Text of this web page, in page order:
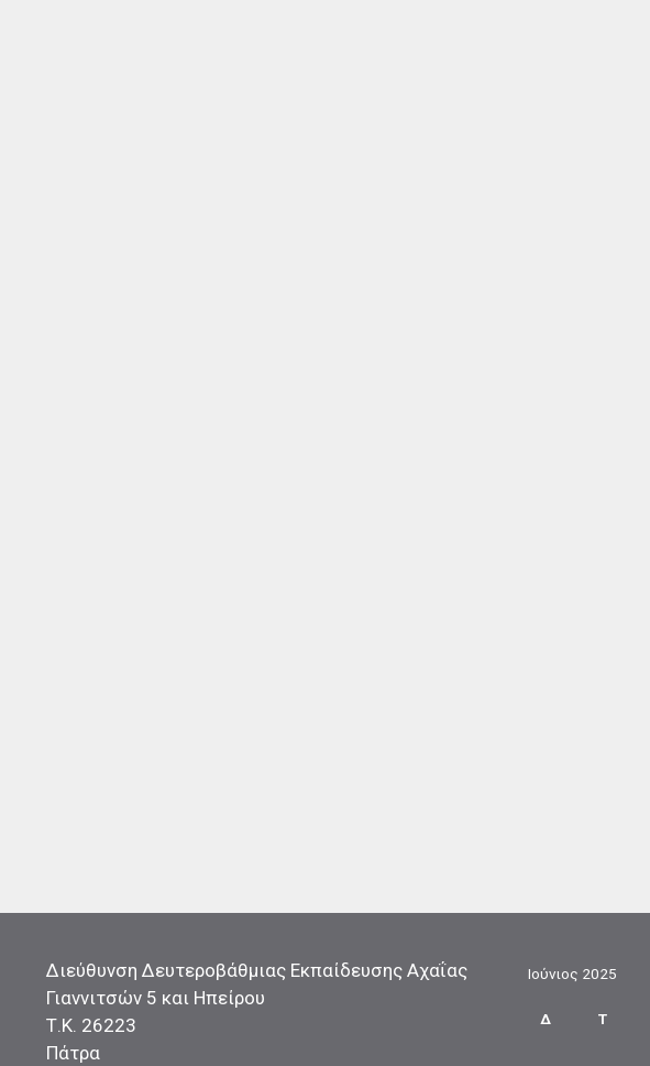
Διεύθυνση Δευτεροβάθμιας Εκπαίδευσης Αχαΐας
Γιαννιτσών 5 και Ηπείρου
Τ.Κ. 26223
Πάτρα
Ιούνιος 2025
Δ Τ